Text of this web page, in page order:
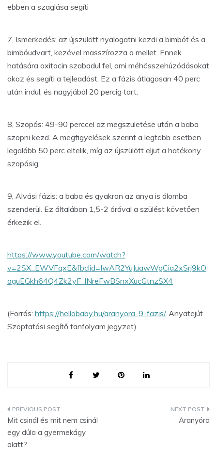
ebben a szaglása segíti
7, Ismerkedés: az újszülött nyalogatni kezdi a bimbót és a
bimbóudvart, kezével masszírozza a mellet. Ennek
hatására oxitocin szabadul fel, ami méhösszehúzódásokat
okoz és segíti a tejleadást. Ez a fázis átlagosan 40 perc
után indul, és nagyjából 20 percig tart.
8, Szopás: 49-90 perccel az megszületése után a baba
szopni kezd. A megfigyelések szerint a legtöbb esetben
legalább 50 perc eltelik, míg az újszülött eljut a hatékony
szopásig.
9, Alvási fázis: a baba és gyakran az anya is álomba
szenderül. Ez általában 1,5-2 órával a szülést követően
érkezik el.
https://www.youtube.com/watch?
v=2SX_EWVFqxE&fbclid=IwAR2YuJuawWgCia2xSrj9kO
aguEGkh64Q4Zk2yF_lNreFwBSnxXucGtnzSX4
(Forrás: https://hellobaby.hu/aranyora-9-fazis/, Anyatejút
Szoptatási segítő tanfolyam jegyzet)
Bejegyzés
navigáció
Mit csinál és mit nem csinál
egy dúla a gyermekágy
alatt?
Aranyóra